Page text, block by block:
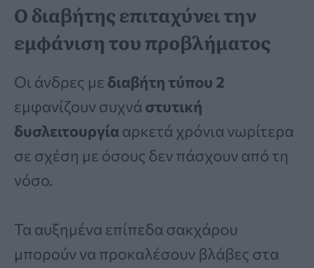
Ο διαβήτης επιταχύνει την
εμφάνιση του προβλήματος
Οι άνδρες με διαβήτη τύπου 2
εμφανίζουν συχνά στυτική
δυσλειτουργία αρκετά χρόνια νωρίτερα
σε σχέση με όσους δεν πάσχουν από τη
νόσο.
Τα αυξημένα επίπεδα σακχάρου
μπορούν να προκαλέσουν βλάβες στα